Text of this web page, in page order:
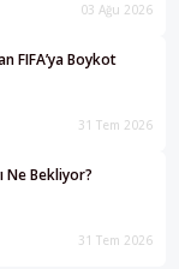
03 Ağu 2026
FIFA’ya Boykot
31 Tem 2026
Ne Bekliyor?
31 Tem 2026